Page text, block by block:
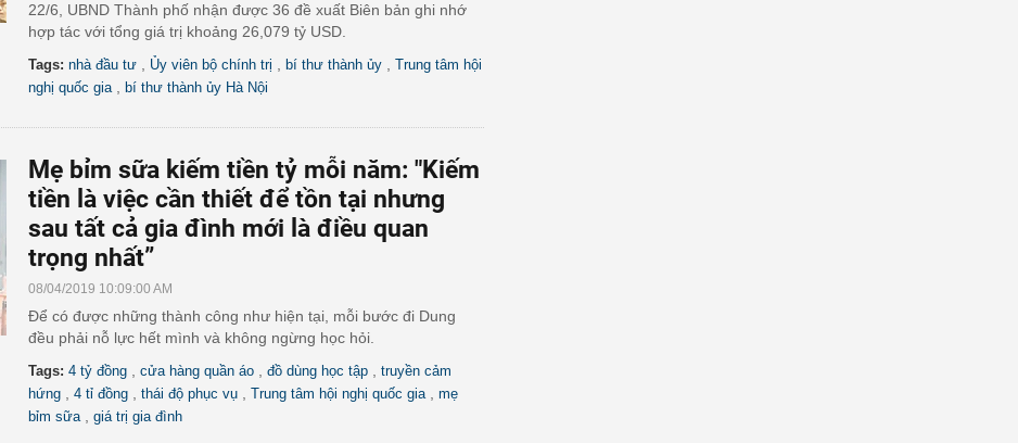
22/6, UBND Thành phố nhận được 36 đề xuất Biên bản ghi nhớ
hợp tác với tổng giá trị khoảng 26,079 tỷ USD.
Tags: nhà đầu tư Ủy viên bộ chính trị bí thư thành ủy
Trung tâm hội
nghị quốc gia
bí thư thành ủy Hà Nội
Mẹ bỉm sữa kiếm tiền tỷ mỗi năm: "Kiếm
tiền là việc cần thiết để tồn tại nhưng
sau tất cả gia đình mới là điều quan
trọng nhất”
08/04/2019 10:09:00 AM
Để có được những thành công như hiện tại, mỗi bước đi Dung
đều phải nỗ lực hết mình và không ngừng học hỏi.
Tags: 4 tỷ đồng cửa hàng quần áo đồ dùng học tập
truyền cảm
hứng
4 tỉ đồng thái độ phục vụ Trung tâm hội nghị quốc gia
mẹ
bỉm sữa
giá trị gia đình